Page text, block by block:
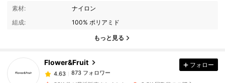
素材:
ナイロン
組成:
100% ポリアミド
もっと見る
Flower&Fruit
873 フォロワー
873 フォロワー
4.63 873 フォロワー
フォロー